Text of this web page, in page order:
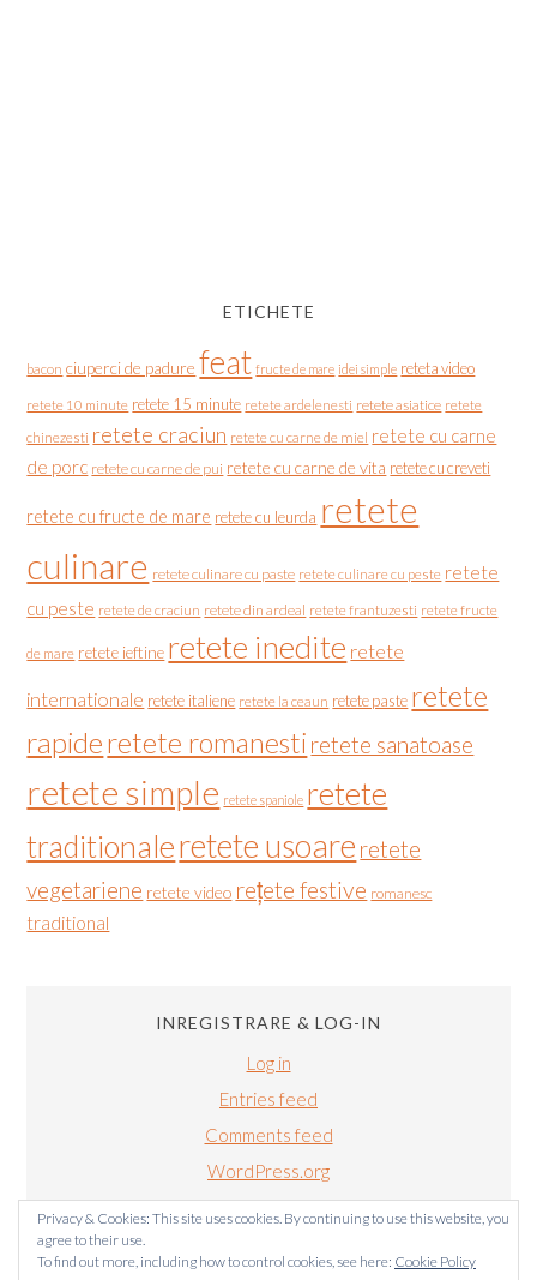
ETICHETE
bacon ciuperci de padure feat fructe de mare idei simple reteta video
retete 10 minute retete 15 minute retete ardelenesti retete asiatice retete
chinezesti retete craciun retete cu carne de miel retete cu carne
de porc retete cu carne de pui retete cu carne de vita retete cu creveti
retete cu fructe de mare retete cu leurda retete
culinare retete culinare cu paste retete culinare cu peste retete
cu peste retete de craciun retete din ardeal retete frantuzesti retete fructe
de mare retete ieftine retete inedite retete
internationale retete italiene retete la ceaun retete paste retete
rapideretete romanesti retete sanatoase
retete simple retete spaniole retete
traditionaleretete usoare retete
vegetariene retete video rețete festive romanesc
traditional
INREGISTRARE & LOG-IN
Log in
Entries feed
Comments feed
WordPress.org
Privacy & Cookies: This site uses cookies. By continuing to use this website, you
agree to their use.
To find out more, including how to control cookies, see here: Cookie Policy